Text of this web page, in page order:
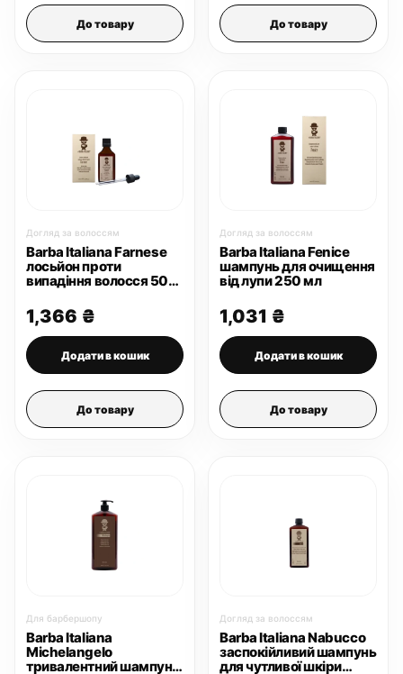
До товару До товару
Догляд за волоссям
Barba Italiana Farnese
лосьйон проти
випадіння волосся 50
1,366 ₴
Додати в кошик
До товару
Догляд за волоссям
Barba Italiana Fenice
шампунь для очищення
від лупи 250 мл
1,031 ₴
Додати в кошик
До товару
Для барбершопу
Barba Italiana
Michelangelo
тривалентний шампунь
Догляд за волоссям
Barba Italiana Nabucco
заспокійливий шампунь
для чутливої шкіри